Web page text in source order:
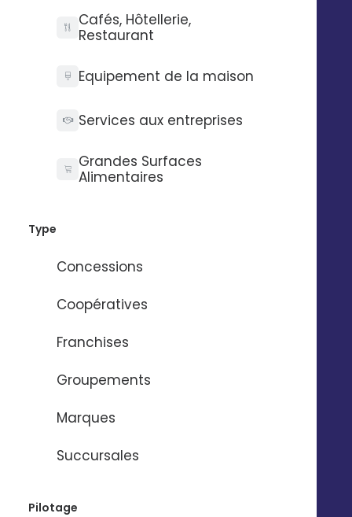
Cafés, Hôtellerie,
Restaurant
Equipement de la maison
Services aux entreprises
Grandes Surfaces
Alimentaires
Type
Concessions
Coopératives
Franchises
Groupements
Marques
Succursales
Pilotage
Module Presence Management